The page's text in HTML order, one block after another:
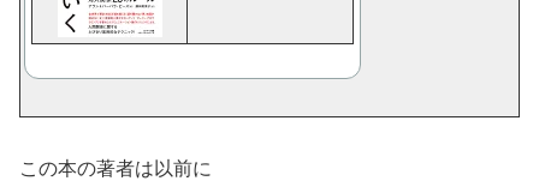
この本の著者は以前に